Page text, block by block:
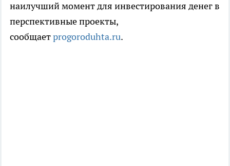
наилучший момент для инвестирования денег в
перспективные проекты,
сообщаетprogoroduhta.ru.